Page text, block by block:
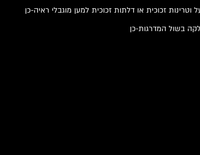
וטרינות זכוכית או דלתות זכוכית למען מוגבלי ראיה-כן
בשול המדרגות-כן